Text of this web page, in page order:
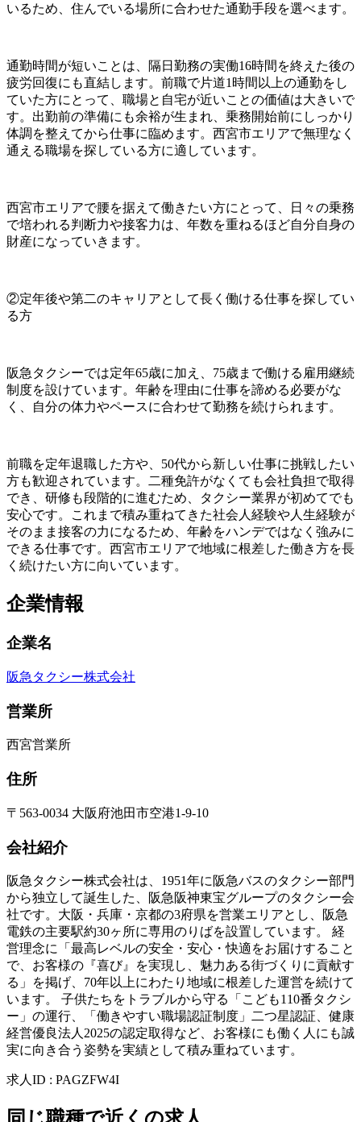
いるため、住んでいる場所に合わせた通勤手段を選べます。
通勤時間が短いことは、隔日勤務の実働16時間を終えた後の
疲労回復にも直結します。前職で片道1時間以上の通勤をし
ていた方にとって、職場と自宅が近いことの価値は大きいで
す。出勤前の準備にも余裕が生まれ、乗務開始前にしっかり
体調を整えてから仕事に臨めます。西宮市エリアで無理なく
通える職場を探している方に適しています。
西宮市エリアで腰を据えて働きたい方にとって、日々の乗務
で培われる判断力や接客力は、年数を重ねるほど自分自身の
財産になっていきます。
②定年後や第二のキャリアとして長く働ける仕事を探してい
る方
阪急タクシーでは定年65歳に加え、75歳まで働ける雇用継続
制度を設けています。年齢を理由に仕事を諦める必要がな
く、自分の体力やペースに合わせて勤務を続けられます。
前職を定年退職した方や、50代から新しい仕事に挑戦したい
方も歓迎されています。二種免許がなくても会社負担で取得
でき、研修も段階的に進むため、タクシー業界が初めてでも
安心です。これまで積み重ねてきた社会人経験や人生経験が
そのまま接客の力になるため、年齢をハンデではなく強みに
できる仕事です。西宮市エリアで地域に根差した働き方を長
く続けたい方に向いています。
企業情報
企業名
阪急タクシー株式会社
営業所
西宮営業所
住所
〒563-0034 大阪府池田市空港1-9-10
会社紹介
阪急タクシー株式会社は、1951年に阪急バスのタクシー部門
から独立して誕生した、阪急阪神東宝グループのタクシー会
社です。大阪・兵庫・京都の3府県を営業エリアとし、阪急
電鉄の主要駅約30ヶ所に専用のりばを設置しています。 経
営理念に「最高レベルの安全・安心・快適をお届けすること
で、お客様の『喜び』を実現し、魅力ある街づくりに貢献す
る」を掲げ、70年以上にわたり地域に根差した運営を続けて
います。 子供たちをトラブルから守る「こども110番タクシ
ー」の運行、「働きやすい職場認証制度」二つ星認証、健康
経営優良法人2025の認定取得など、お客様にも働く人にも誠
実に向き合う姿勢を実績として積み重ねています。
求人ID : PAGZFW4I